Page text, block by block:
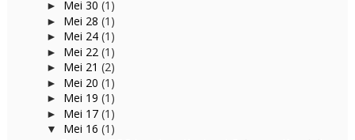
► Mei 30 (1)
► Mei 28 (1)
► Mei 24 (1)
► Mei 22 (1)
► Mei 21 (2)
► Mei 20 (1)
► Mei 19 (1)
► Mei 17 (1)
▼ Mei 16 (1)